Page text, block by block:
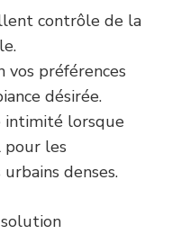
contrôle de la
vos préférences
désirée.
intimité lorsque
pour les
denses.